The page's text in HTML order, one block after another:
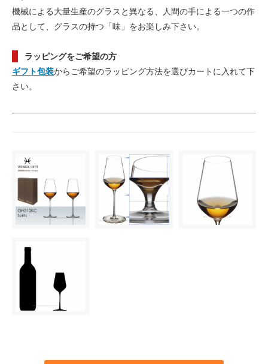
機械による大量生産のグラスと異なる、人間の手による一つの作
品として、グラスの持つ「味」をお楽しみ下さい。
ラッピングをご希望の方
ギフト包装からご希望のラッピング方法を選びカートに入れて下
さい。